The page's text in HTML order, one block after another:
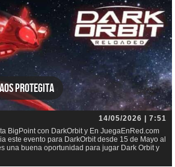
Protegita
14/05/2026 | 7:51
BigPoint con DarkOrbit y En JuegaEnRed.com
este evento para DarkOrbit desde 15 de Mayo al
una buena oportunidad para jugar Dark Orbit y